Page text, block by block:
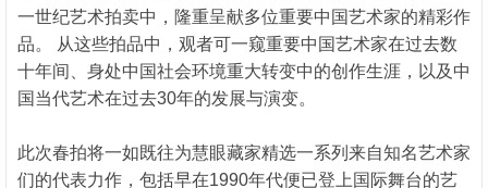
一世纪艺术拍卖中，隆重呈献多位重要中国艺术家的精彩作
品。 从这些拍品中，观者可一窥重要中国艺术家在过去数
十年间、身处中国社会环境重大转变中的创作生涯，以及中
国当代艺术在过去30年的发展与演变。
此次春拍将一如既往为慧眼藏家精选一系列来自知名艺术家
们的代表力作，包括早在1990年代便已登上国际舞台的艺